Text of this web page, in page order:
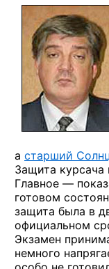
а старший
Защита курсача
Главное —
готовом
защита была в
официальном
Экзамен
немного